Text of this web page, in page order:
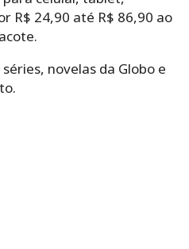
R$ 24,90 até R$ 86,90 ao
novelas da Globo e